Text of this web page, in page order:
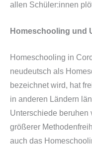
allen Schüler:innen
Homeschooling und
Homeschooling in
neudeutsch als
bezeichnet wird, hat
in anderen Ländern
Unterschiede beruhen
größerer
auch das